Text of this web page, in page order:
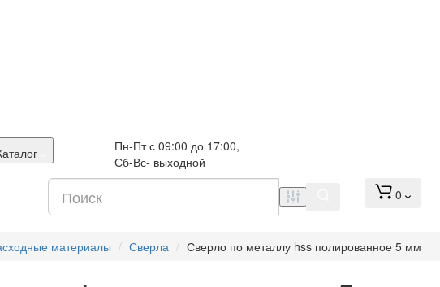
Пн-Пт с 09:00 до 17:00,
Сб-Вс- выходной
0
материалы Сверла Сверло по металлу hss полированное 5 мм